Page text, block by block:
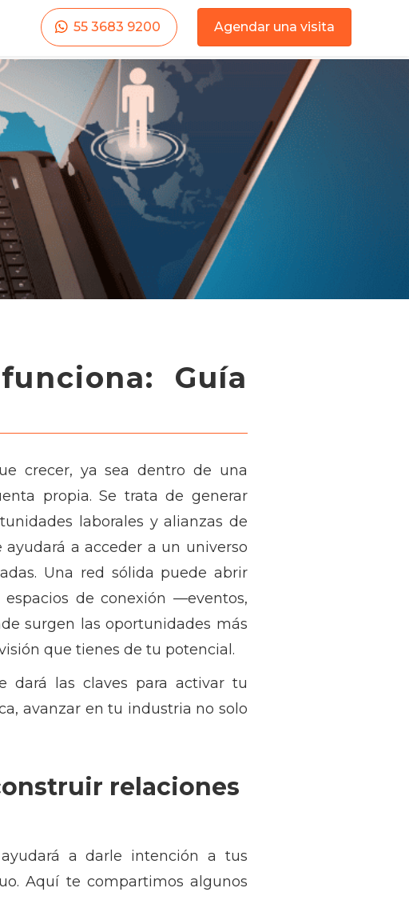
Agendar una visita
55 3683 9200
Guía
crecer, ya sea dentro de una
propia. Se trata de generar
laborales y alianzas de
ayudará a acceder a un universo
Una red sólida puede abrir
de conexión —eventos,
surgen las oportunidades más
que tienes de tu potencial.
dará las claves para activar tu
avanzar en tu industria no solo
relaciones
a darle intención a tus
Aquí te compartimos algunos